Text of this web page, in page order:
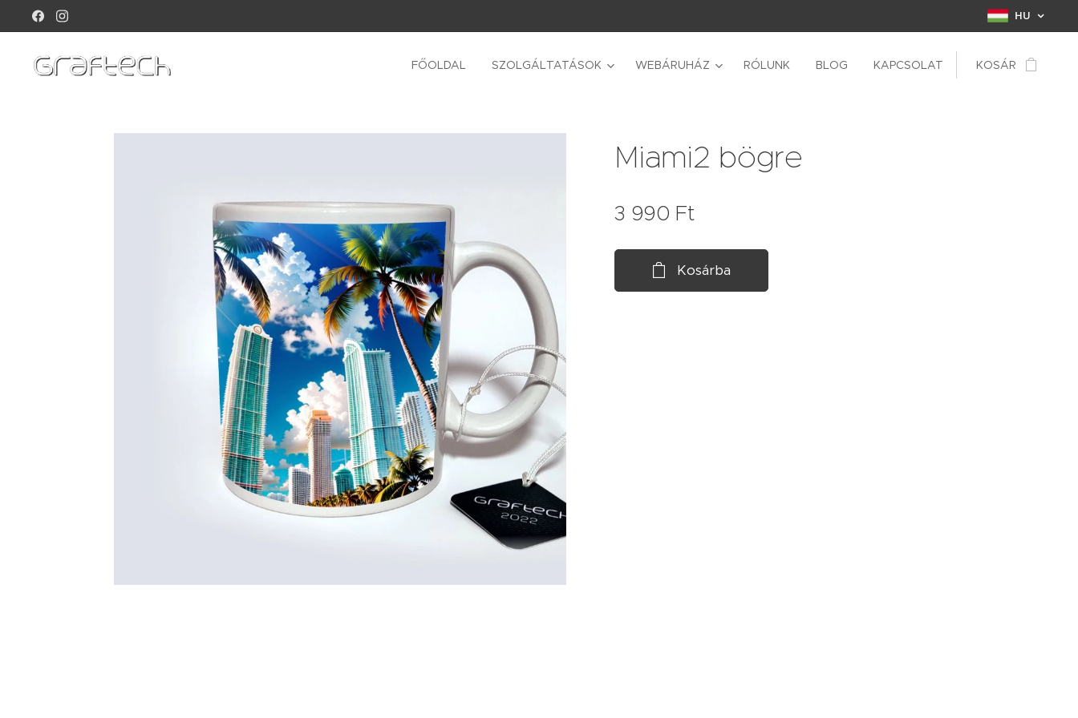
HU
FŐOLDAL SZOLGÁLTATÁSOK WEBÁRUHÁZ RÓLUNK BLOG KAPCSOLAT KOSÁR
Miami2 bögre
3 990 Ft
Kosárba